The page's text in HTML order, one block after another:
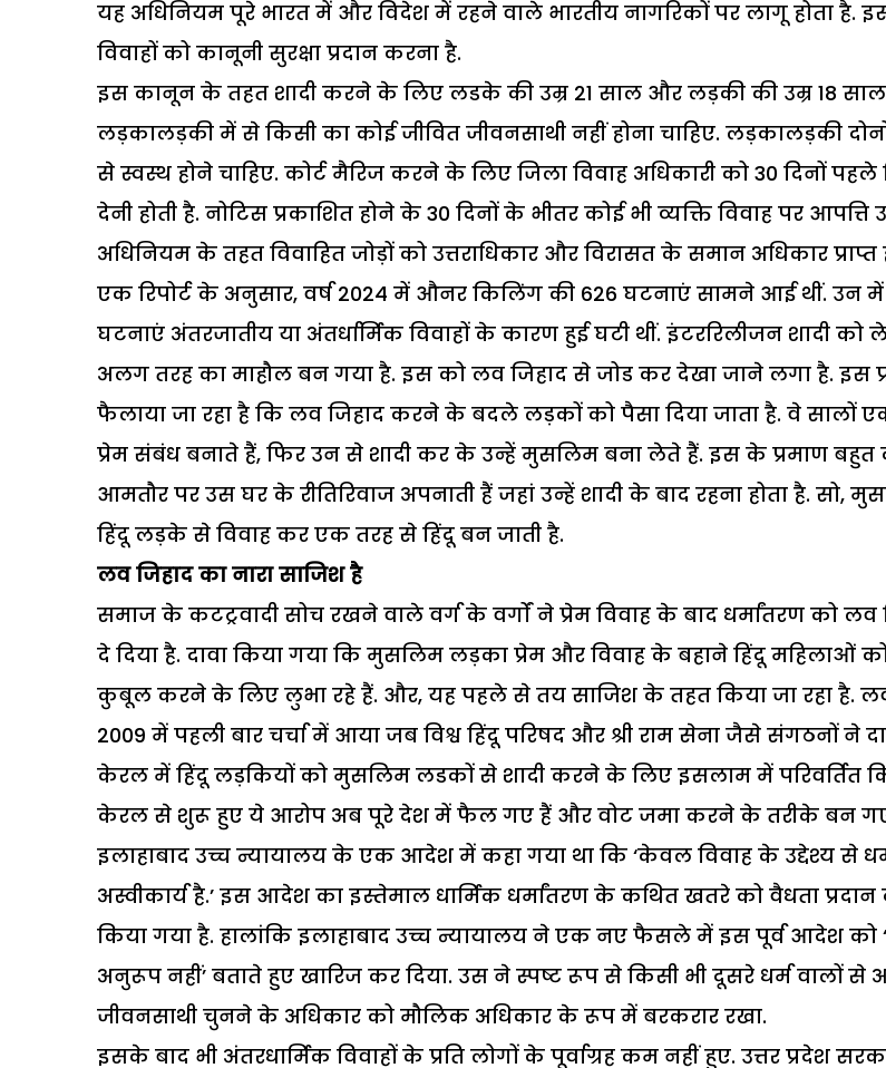
यह अधिनियम पूरे भारत में और विदेश में रहने वाले भारतीय नागरिकों पर लागू होता है. इस
विवाहों को कानूनी सुरक्षा प्रदान करना है.
इस कानून के तहत शादी करने के लिए लडके की उम्र 21 साल और लड़की की उम्र 18 साल
लड़कालड़की में से किसी का कोई जीवित जीवनसाथी नहीं होना चाहिए. लड़कालड़की
से स्वस्थ होने चाहिए. कोर्ट मैरिज करने के लिए जिला विवाह अधिकारी को 30 दिनों
देनी होती है. नोटिस प्रकाशित होने के 30 दिनों के भीतर कोई भी व्यक्ति विवाह पर
अधिनियम के तहत विवाहित जोड़ों को उत्तराधिकार और विरासत के समान अधिकार प्राप्त
एक रिपोर्ट के अनुसार, वर्ष 2024 में औनर किलिंग की 626 घटनाएं सामने आई थीं. उन
घटनाएं अंतरजातीय या अंतर्धार्मिक विवाहों के कारण हुई घटी थीं. इंटररिलीजन शादी
अलग तरह का माहौल बन गया है. इस को लव जिहाद से जोड कर देखा जाने लगा है. इस
फैलाया जा रहा है कि लव जिहाद करने के बदले लड़कों को पैसा दिया जाता है. वे सालों
प्रेम संबंध बनाते हैं, फिर उन से शादी कर के उन्हें मुसलिम बना लेते हैं. इस के प्रमाण
आमतौर पर उस घर के रीतिरिवाज अपनाती हैं जहां उन्हें शादी के बाद रहना होता है. सो,
हिंदू लड़के से विवाह कर एक तरह से हिंदू बन जाती है.
लव जिहाद का नारा साजिश है
समाज के कटट्रवादी सोच रखने वाले वर्ग के वर्गों ने प्रेम विवाह के बाद धर्मांतरण को लव
दे दिया है. दावा किया गया कि मुसलिम लड़का प्रेम और विवाह के बहाने हिंदू महिलाओं
कुबूल करने के लिए लुभा रहे हैं. और, यह पहले से तय साजिश के तहत किया जा रहा है.
2009 में पहली बार चर्चा में आया जब विश्व हिंदू परिषद और श्री राम सेना जैसे संगठनों ने
केरल में हिंदू लड़कियों को मुसलिम लडकों से शादी करने के लिए इसलाम में परिवर्तित
केरल से शुरू हुए ये आरोप अब पूरे देश में फैल गए हैं और वोट जमा करने के तरीके बन
इलाहाबाद उच्च न्यायालय के एक आदेश में कहा गया था कि ‘केवल विवाह के उद्देश्य से
अस्वीकार्य है.’ इस आदेश का इस्तेमाल धार्मिक धर्मांतरण के कथित खतरे को वैधता
किया गया है. हालांकि इलाहाबाद उच्च न्यायालय ने एक नए फैसले में इस पूर्व आदेश
अनुरूप नहीं’ बताते हुए खारिज कर दिया. उस ने स्पष्ट रूप से किसी भी दूसरे धर्म वालों से
जीवनसाथी चुनने के अधिकार को मौलिक अधिकार के रूप में बरकरार रखा.
इसके बाद भी अंतरधार्मिक विवाहों के प्रति लोगों के पूर्वाग्रह कम नहीं हुए. उत्तर प्रदेश